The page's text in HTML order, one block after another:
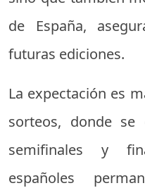
de España,
futuras ediciones.
La expectación es
sorteos, donde
semifinales y
españoles